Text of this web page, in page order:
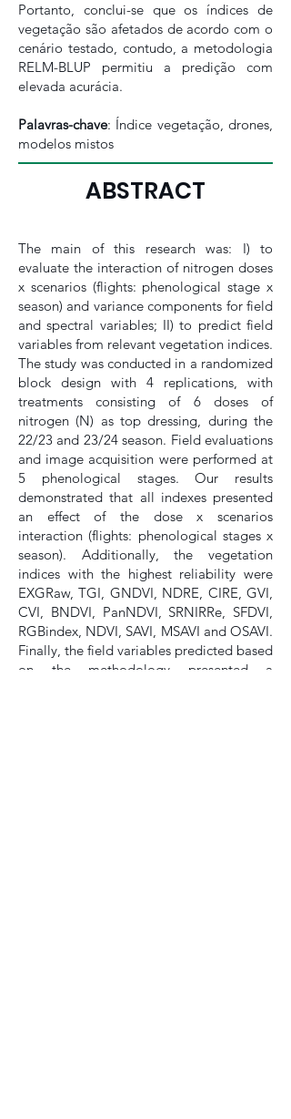
Portanto, conclui-se que os índices de
vegetação são afetados de acordo com o
cenário testado, contudo, a metodologia
RELM-BLUP permitiu a predição com
elevada acurácia.
Palavras-chave: Índice vegetação, drones,
modelos mistos
ABSTRACT
The main of this research was: I) to
evaluate the interaction of nitrogen doses
x scenarios (flights: phenological stage x
season) and variance components for field
and spectral variables; II) to predict field
variables from relevant vegetation indices.
The study was conducted in a randomized
block design with 4 replications, with
treatments consisting of 6 doses of
nitrogen (N) as top dressing, during the
22/23 and 23/24 season. Field evaluations
and image acquisition were performed at
5 phenological stages. Our results
demonstrated that all indexes presented
an effect of the dose x scenarios
interaction (flights: phenological stages x
season). Additionally, the vegetation
indices with the highest reliability were
EXGRaw, TGI, GNDVI, NDRE, CIRE, GVI,
CVI, BNDVI, PanNDVI, SRNIRRe, SFDVI,
RGBindex, NDVI, SAVI, MSAVI and OSAVI.
Finally, the field variables predicted based
on the methodology presented a